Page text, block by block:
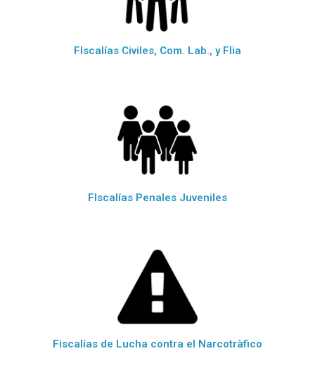
FIscalías Civiles, Com. Lab., y Flia
FIscalías Penales Juveniles
Fiscalías de Lucha contra el Narcotràfico